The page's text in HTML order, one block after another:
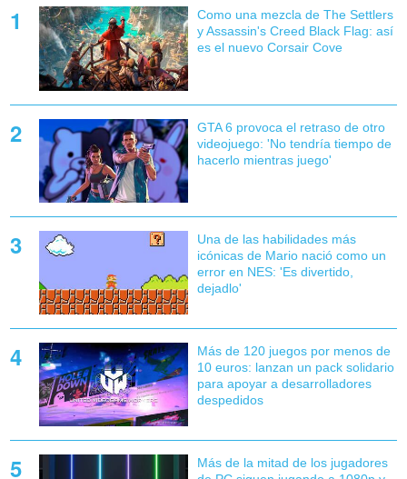
Como una mezcla de The Settlers
y Assassin's Creed Black Flag: así
es el nuevo Corsair Cove
GTA 6 provoca el retraso de otro
videojuego: 'No tendría tiempo de
hacerlo mientras juego'
Una de las habilidades más
icónicas de Mario nació como un
error en NES: 'Es divertido,
dejadlo'
Más de 120 juegos por menos de
10 euros: lanzan un pack solidario
para apoyar a desarrolladores
despedidos
Más de la mitad de los jugadores